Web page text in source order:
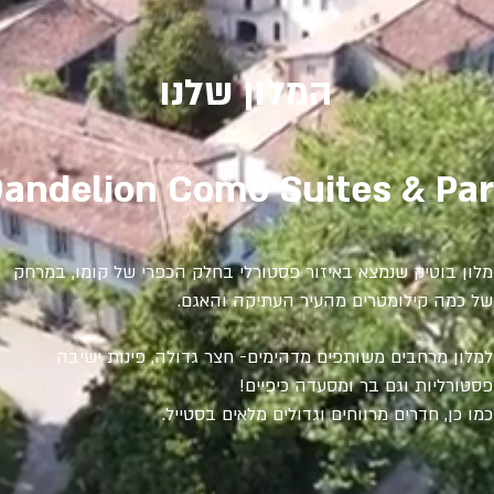
המלון שלנו
Como Suites &
מלון בוטיק שנמצא באיזור פסטורלי בחלק הכפרי של קומו, במרחק
של כמה קילומטרים מהעיר העתיקה והאגם.
למלון מרחבים משותפים מדהימים- חצר גדולה, פינות ישיבה
פסטורליות וגם בר ומסעדה כיפיים!
כמו כן, חדרים מרווחים וגדולים מלאים בסטייל.